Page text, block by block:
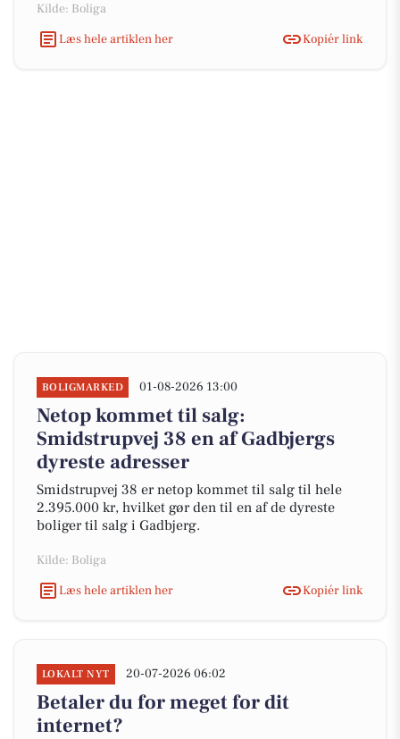
Kilde: Boliga
Læs hele artiklen her
Kopiér link
BOLIGMARKED 01-08-2026 13:00
Netop kommet til salg:
Smidstrupvej 38 en af Gadbjergs
dyreste adresser
Smidstrupvej 38 er netop kommet til salg til hele
2.395.000 kr, hvilket gør den til en af de dyreste
boliger til salg i Gadbjerg.
Kilde: Boliga
Læs hele artiklen her
Kopiér link
LOKALT NYT 20-07-2026 06:02
Betaler du for meget for dit
internet?